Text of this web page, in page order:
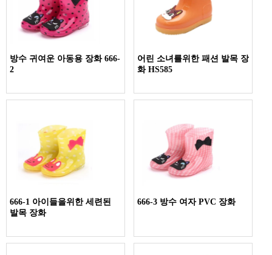
방수 귀여운 아동용 장화 666-
2
어린 소녀를위한 패션 발목 장
화 HS585
666-1 아이들을위한 세련된
발목 장화
666-3 방수 여자 PVC 장화